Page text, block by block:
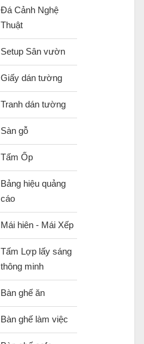
Đá Cảnh Nghệ
Thuật
Setup Sân vườn
Giấy dán tường
Tranh dán tường
Sàn gỗ
Tấm Ốp
Bảng hiệu quảng
cáo
Mái hiên - Mái Xếp
Tấm Lợp lấy sáng
thông minh
Bàn ghế ăn
Bàn ghế làm việc